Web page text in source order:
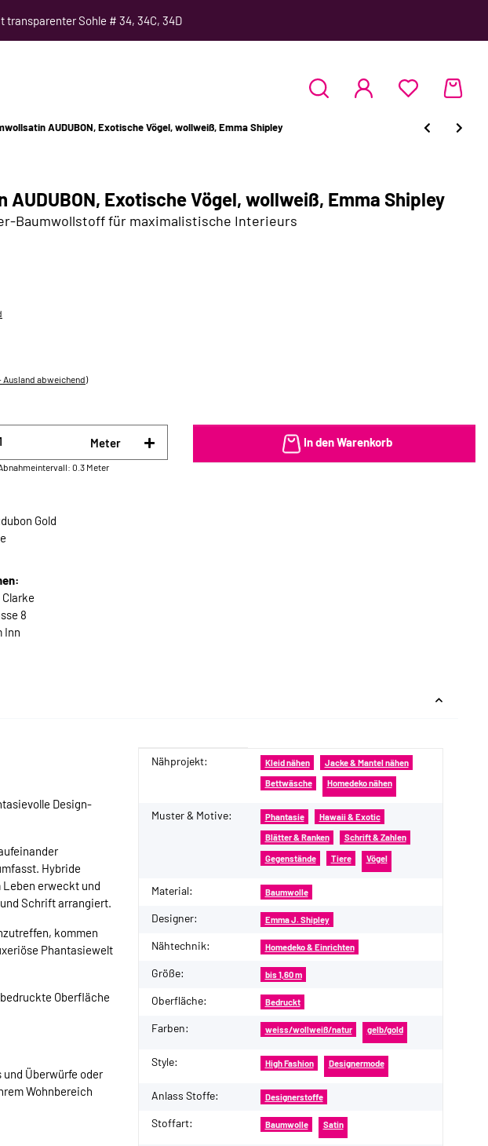
transparenter Sohle # 34, 34C, 34D
AUDUBON, Exotische Vögel, wollweiß, Emma Shipley
AUDUBON, Exotische Vögel, wollweiß, Emma Shipley
Baumwollstoff für maximalistische Interieurs
Ausland abweichend)
Meter
0.3 Meter
In den Warenkorb
Gold
8
Inn
Design-
Hybride
Leben erweckt und
Schrift arrangiert.
kommen
Phantasiewelt
Oberfläche
Überwürfe oder
Wohnbereich
Produkteigenschaft
Wert
Nähprojekt: Kleid nähen Jacke & Mantel nähen
Bettwäsche Homedeko nähen
Muster & Motive: Phantasie Hawaii & Exotic
Blätter & Ranken Schrift & Zahlen
Gegenstände Tiere Vögel
Material: Baumwolle
Designer: Emma J. Shipley
Nähtechnik: Homedeko & Einrichten
Größe: bis 1,60 m
Oberfläche: Bedruckt
Farben: weiss/wollweiß/natur gelb/gold
Style: High Fashion Designermode
Anlass Stoffe: Designerstoffe
Stoffart: Baumwolle Satin